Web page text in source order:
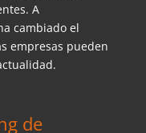
A
cambiado el
empresas pueden
de